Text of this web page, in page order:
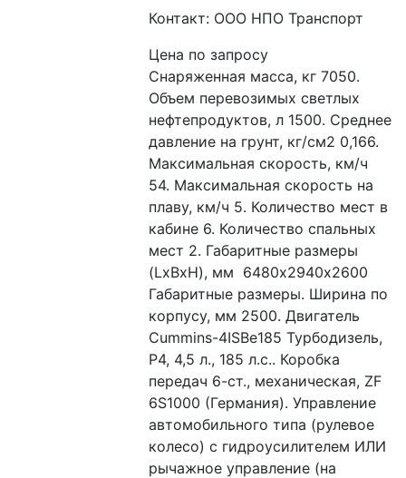
Контакт: ООО НПО Транспорт
Цена по запросу
Снаряженная масса, кг 7050.
Объем перевозимых светлых
нефтепродуктов, л 1500. Среднее
давление на грунт, кг/см2 0,166.
Максимальная скорость, км/ч
54. Максимальная скорость на
плаву, км/ч 5. Количество мест в
кабине 6. Количество спальных
мест 2. Габаритные размеры
(LxBxH), мм  6480х2940х2600
Габаритные размеры. Ширина по
корпусу, мм 2500. Двигатель
Cummins-4ISBe185 Турбодизель,
Р4, 4,5 л., 185 л.с.. Коробка
передач 6-ст., механическая, ZF
6S1000 (Германия). Управление
автомобильного типа (рулевое
колесо) с гидроусилителем ИЛИ
рычажное управление (на